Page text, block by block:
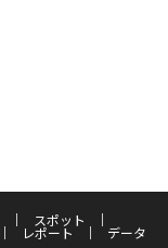
スポット
レポート データ